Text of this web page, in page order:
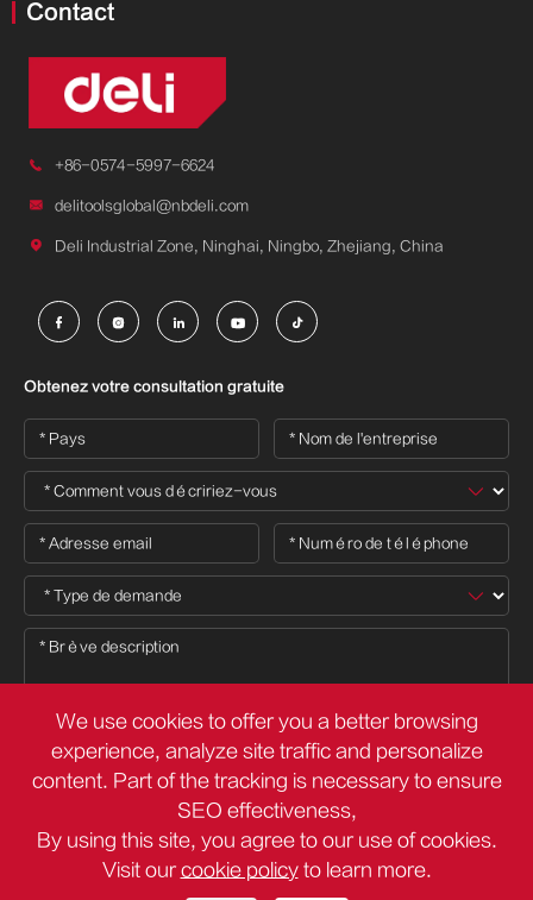
Contact
 +86-0574-5997-6624
 delitoolsglobal@nbdeli.com
 Deli Industrial Zone, Ninghai, Ningbo, Zhejiang, China
    
Obtenez votre consultation gratuite
Droit d'auteur ©Deli Group Co.,Ltd.Tous droits réservés.
We use cookies to offer you a better browsing
experience, analyze site traffic and personalize
content. Part of the tracking is necessary to ensure
SEO effectiveness,
By using this site, you agree to our use of cookies.
Visit our cookie policyto learn more.